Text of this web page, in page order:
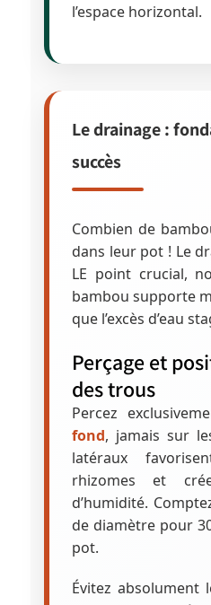
l’espace horizontal.
Le drainage :
succès
Combien de
dans leur pot ! Le
LE point crucial,
bambou supporte
que l’excès d’eau
Perçage et
des trous
Percez
fond, jamais sur
latéraux
rhizomes et
d’humidité.
de diamètre pour
pot.
Évitez absolument